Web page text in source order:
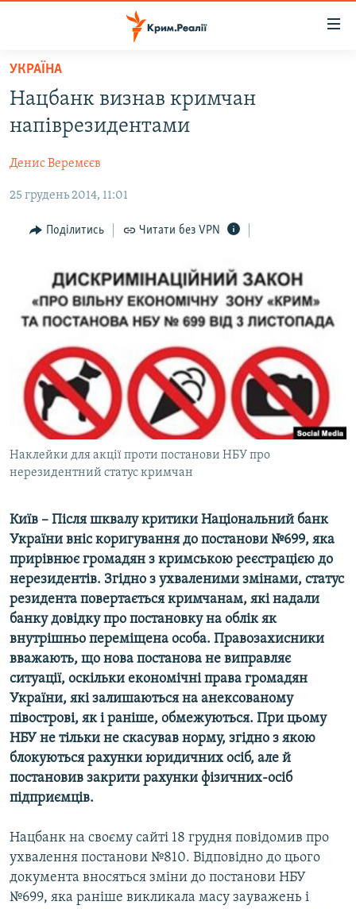
Перейти
основного
матеріалу
до
навігації
Перейти
НОВИНИ
ВОДА.КРИМ
ВІДЕО ТА ФОТО
ПОЛІТИКА
БЛОГИ
ПОГЛЯД
ВСЕ ЗА ДЕНЬ
СПЕЦПРОЕКТИ
ВІДЕОУРОКИ «ELIFBE»
СВІДЧЕННЯ ОКУПАЦІЇ
УКРАЇНСЬКА ПРОБЛЕМА КРИМУ
ІНФОГРАФІКА
ЯК ОБІЙТИ БЛОКУВАННЯ
Русский
Qırımtatar
ДОЛУЧАЙСЯ!
Усі сайти RFE/RL
УКРАЇНА
Нацбанк визнав кримчан
напіврезидентами
Денис Веремєєв
25 грудень 2014, 11:01
Поділитись Читати без VPN
Наклейки для акції проти постанови НБУ про
нерезидентний статус кримчан
Київ – Після шквалу критики Національний банк
України вніс коригування до постанови №699, яка
прирівнює громадян з кримською реєстрацією до
нерезидентів. Згідно з ухваленими змінами, статус
резидента повертається кримчанам, які надали
банку довідку про постановку на облік як
внутрішньо переміщена особа. Правозахисники
вважають, що нова постанова не виправляє
ситуації, оскільки економічні права громадян
України, які залишаються на анексованому
півострові, як і раніше, обмежуються. При цьому
НБУ не тільки не скасував норму, згідно з якою
блокуються рахунки юридичних осіб, але й
постановив закрити рахунки фізичних-осіб
підприємців.
Нацбанк на своєму сайті 18 грудня повідомив про
ухвалення постанови №810. Відповідно до цього
документа вносяться зміни до постанови НБУ
№699, яка раніше викликала масу зауважень і